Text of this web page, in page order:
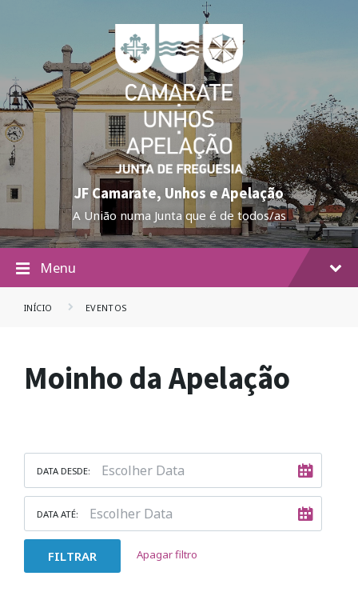
JF Camarate, Unhos e Apelação
A União numa Junta que é de todos/as
Menu
INÍCIO EVENTOS
Moinho da Apelação
DATA DESDE:
DATA ATÉ:
FILTRAR Apagar filtro